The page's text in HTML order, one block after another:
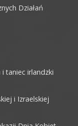
Działań
i taniec irlandzki
i Izraelskiej